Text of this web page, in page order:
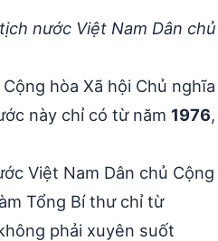
nước Việt Nam Dân chủ
hòa Xã hội Chủ nghĩa
này chỉ có từ năm 1976,
Việt Nam Dân chủ Cộng
Tổng Bí thư chỉ từ
phải xuyên suốt